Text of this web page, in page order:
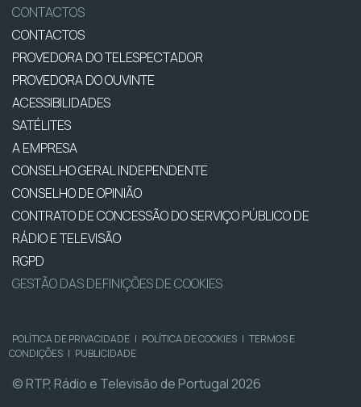
CONTACTOS
CONTACTOS
PROVEDORA DO TELESPECTADOR
PROVEDORA DO OUVINTE
ACESSIBILIDADES
SATÉLITES
A EMPRESA
CONSELHO GERAL INDEPENDENTE
CONSELHO DE OPINIÃO
CONTRATO DE CONCESSÃO DO SERVIÇO PÚBLICO DE
RÁDIO E TELEVISÃO
RGPD
GESTÃO DAS DEFINIÇÕES DE COOKIES
POLÍTICA DE PRIVACIDADE | POLÍTICA DE COOKIES | TERMOS E
CONDIÇÕES | PUBLICIDADE
© RTP, Rádio e Televisão de Portugal 2026